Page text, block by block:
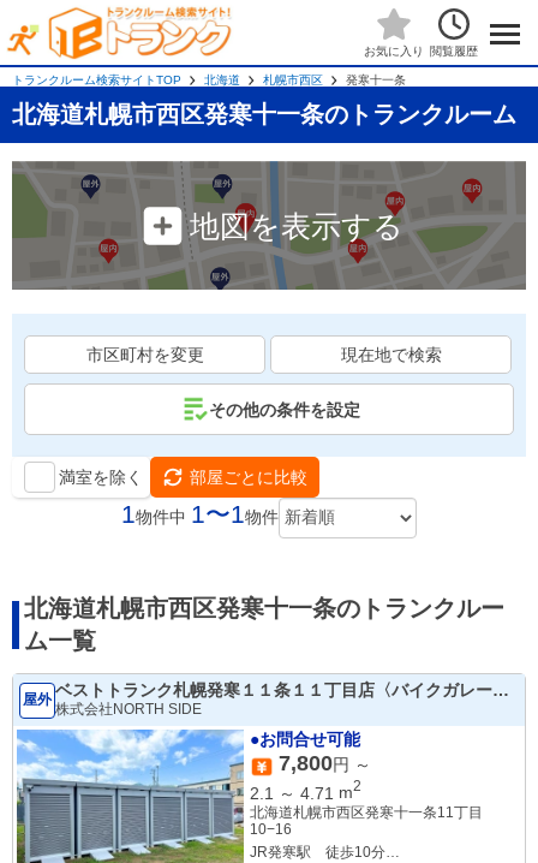
お気に入り 閲覧履歴
トランクルーム検索サイトTOP 北海道 札幌市西区 発寒十一条
北海道札幌市西区発寒十一条のトランクルーム
地図を表示する
市区町村を変更 現在地で検索
その他の条件を設定
満室を除く 部屋ごとに比較
1物件中 1〜1物件
北海道札幌市西区発寒十一条のトランクルー
ム一覧
屋外 ベストトランク札幌発寒１１条１１丁目店〈バイクガレージ
＆レンタル倉庫〉
株式会社NORTH SIDE
●お問合せ可能
7,800円 ～
2.1
～ 4.71 m2
北海道札幌市西区発寒十一条11丁目
10−16
JR発寒駅 徒歩10分